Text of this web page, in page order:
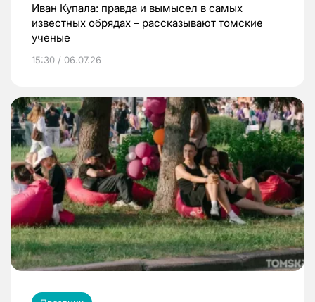
Иван Купала: правда и вымысел в самых
известных обрядах – рассказывают томские
ученые
15:30 / 06.07.26